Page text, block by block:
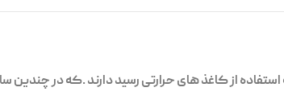
از کاغذ های حرارتی رسید دارند .که در چندین